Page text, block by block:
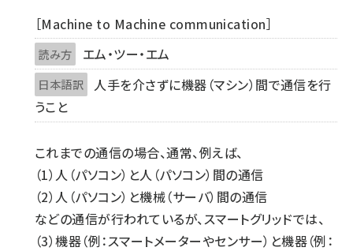
［Machine to Machine communication］
読み方 エム・ツー・エム
日本語訳
人手を介さずに機器（マシン）間で通信を行
うこと
これまでの通信の場合、通常、例えば、
（1）人（パソコン）と人（パソコン）間の通信
（2）人（パソコン）と機械（サーバ）間の通信
などの通信が行われているが、スマートグリッドでは、
（3）機器（例：スマートメーターやセンサー）と機器（例：